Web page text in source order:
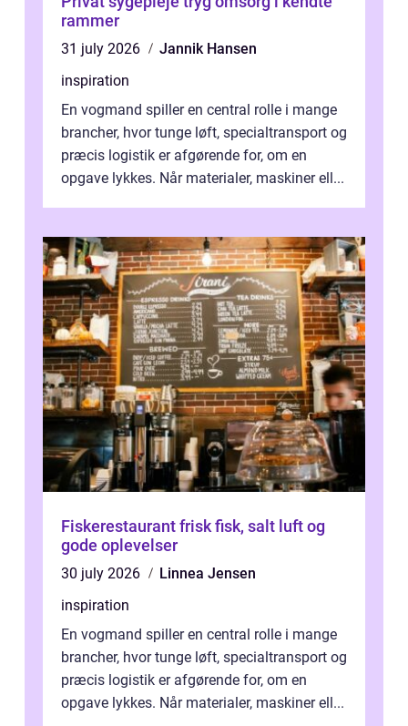
rammer
31 july 2026
Jannik Hansen
inspiration
En vogmand spiller en central rolle i mange
brancher, hvor tunge løft, specialtransport og
præcis logistik er afgørende for, om en
opgave lykkes. Når materialer, maskiner ell...
Fiskerestaurant frisk fisk, salt luft og
gode oplevelser
30 july 2026
Linnea Jensen
inspiration
En vogmand spiller en central rolle i mange
brancher, hvor tunge løft, specialtransport og
præcis logistik er afgørende for, om en
opgave lykkes. Når materialer, maskiner ell...